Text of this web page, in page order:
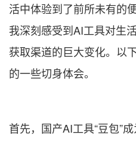
活中体验到了前所未有的
我深刻感受到AI工具对生
获取渠道的巨大变化。以
的一些切身体会。
首先，国产AI工具“豆包”